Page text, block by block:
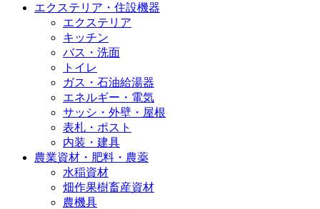
エクステリア・住設機器
エクステリア
キッチン
バス・洗面
トイレ
ガス・石油給湯器
エネルギー・電気
サッシ・外壁・屋根
表札・ポスト
内装・建具
農業資材・肥料・農薬
水稲資材
畑作果樹畜産資材
農機具